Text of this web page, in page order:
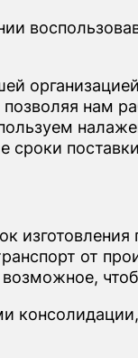
нам
сроки
от